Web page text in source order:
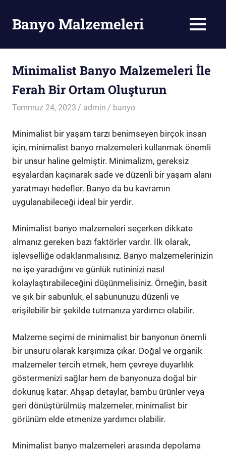
contentBanyo Malzemeleri MENU
Minimalist Banyo Malzemeleri İle
Ferah Bir Ortam Oluşturun
Temmuz 24, 2023 admin banyo
Minimalist bir yaşam tarzı benimseyen birçok insan
için, minimalist banyo malzemeleri kullanmak önemli
bir unsur haline gelmiştir. Minimalizm, gereksiz
eşyalardan kaçınarak sade ve düzenli bir yaşam alanı
yaratmayı hedefler. Banyo da bu kavramın
uygulanabileceği ideal bir yerdir.
Minimalist banyo malzemeleri seçerken dikkate
almanız gereken bazı faktörler vardır. İlk olarak,
işlevselliğe odaklanmalısınız. Banyo malzemelerinizin
ne işe yaradığını ve günlük rutininizi nasıl
kolaylaştırabileceğini düşünmelisiniz. Örneğin, basit
ve şık bir sabunluk, el sabununuzu düzenli ve
erişilebilir bir şekilde tutmanıza yardımcı olabilir.
Malzeme seçimi de minimalist bir banyonun önemli
bir unsuru olarak karşımıza çıkar. Doğal ve organik
malzemeler tercih etmek, hem çevreye duyarlılık
göstermenizi sağlar hem de banyonuza doğal bir
dokunuş katar. Ahşap detaylar, bambu ürünler veya
geri dönüştürülmüş malzemeler, minimalist bir
görünüm elde etmenize yardımcı olabilir.
Minimalist banyo malzemeleri arasında depolama